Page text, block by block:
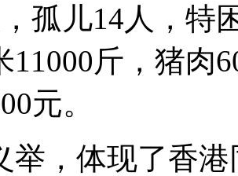
孤儿14人，特
11000斤，猪肉
元。
举，体现了香